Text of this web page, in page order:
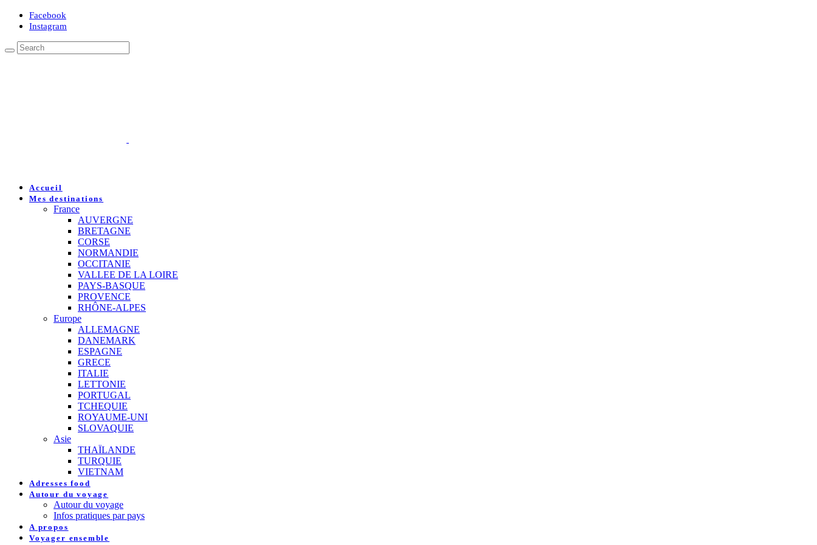
Facebook
Instagram
Accueil
Mes destinations
France
AUVERGNE
BRETAGNE
CORSE
NORMANDIE
OCCITANIE
VALLEE DE LA LOIRE
PAYS-BASQUE
PROVENCE
RHÔNE-ALPES
Europe
ALLEMAGNE
DANEMARK
ESPAGNE
GRECE
ITALIE
LETTONIE
PORTUGAL
TCHEQUIE
ROYAUME-UNI
SLOVAQUIE
Asie
THAÏLANDE
TURQUIE
VIETNAM
Adresses food
Autour du voyage
Autour du voyage
Infos pratiques par pays
A propos
Voyager ensemble